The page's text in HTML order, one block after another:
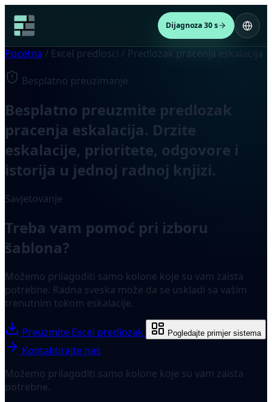
Dijagnoza 30 s
Pocetna / Excel predlosci / Predlozak pracenja eskalacija
Besplatno preuzimanje
Besplatno preuzmite predlozak
pracenja eskalacija. Drzite
eskalacije, prioritete, odgovore i
istorija u jednoj radnoj knjizi.
Savjetovanje
Treba vam pomoć pri izboru
šablona?
Možemo prilagoditi samo kolone koje su vam zaista
potrebne. Radna sveska može da se uskladi sa vašim
trenutnim tokom eskalacije.
Preuzmite Excel predlozak Pogledajte primjer sistema
Kontaktirajte nas
Možemo prilagoditi samo kolone koje su vam zaista
potrebne.